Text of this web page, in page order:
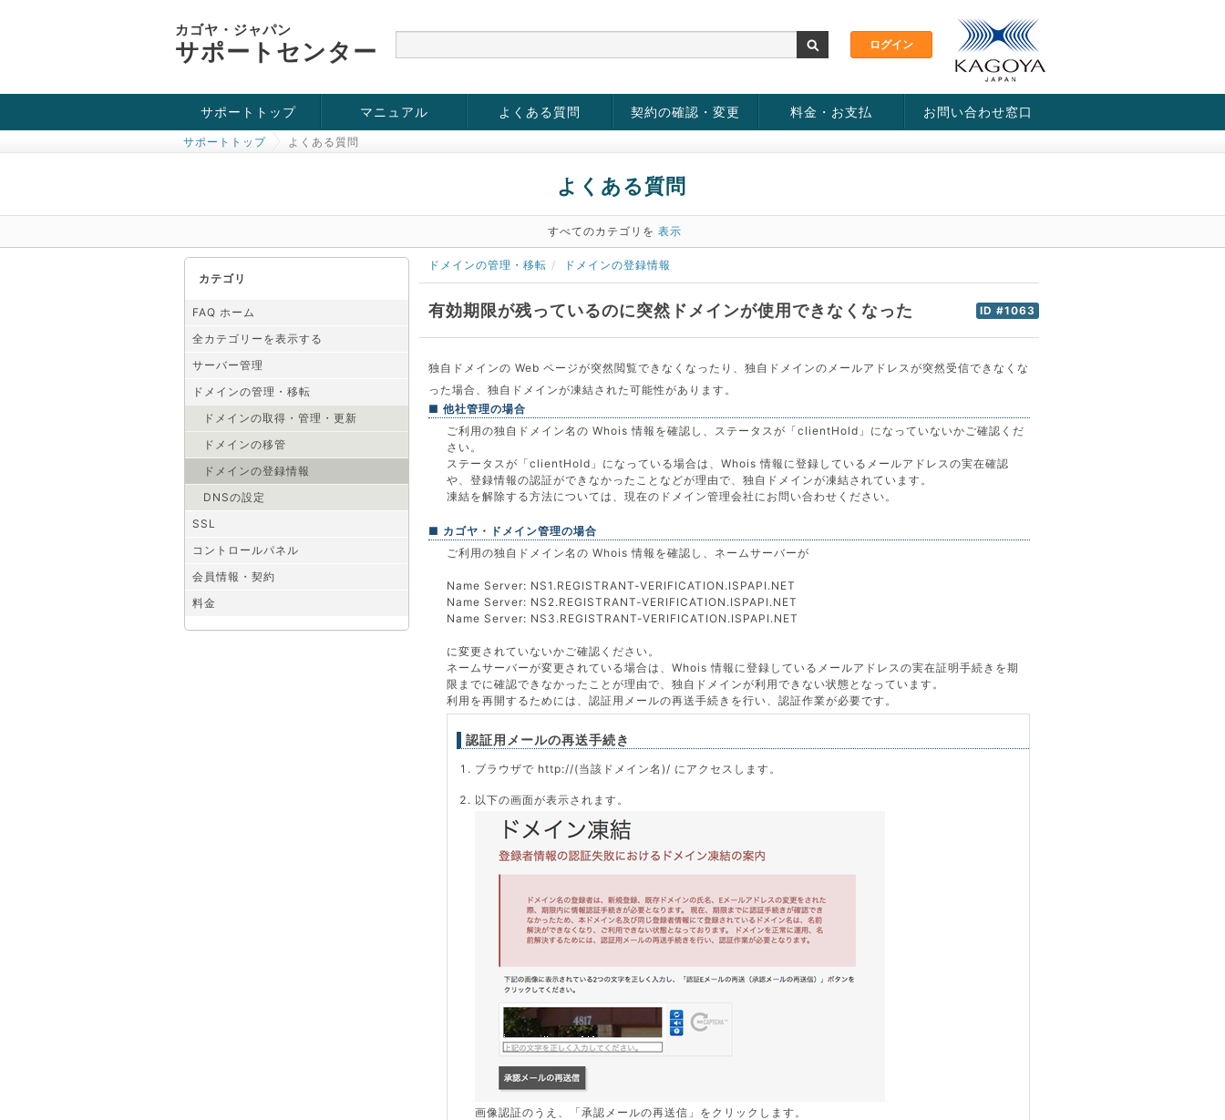
カゴヤ・ジャパン
サポートセンター
サポートトップ
お役立ち情報
チュートリアル
障害・メンテナンス情報
マニュアル よくある質問 契約の確認・変更 料金・お支払 お問い合わせ窓口
サポートトップ よくある質問
よくある質問
すべてのカテゴリを 表示
カテゴリ
FAQ ホーム
全カテゴリーを表示する
サーバー管理
ドメインの管理・移転
ドメインの取得・管理・更新
ドメインの移管
ドメインの登録情報
DNSの設定
SSL
コントロールパネル
会員情報・契約
料金
ドメインの管理・移転 ドメインの登録情報
ID #1063
有効期限が残っているのに突然ドメインが使用できなくなった
独自ドメインの Web ページが突然閲覧できなくなったり、独自ドメインのメールアドレスが突然受信できなくな
った場合、独自ドメインが凍結された可能性があります。
■ 他社管理の場合
ご利用の独自ドメイン名の Whois 情報を確認し、ステータスが「clientHold」になっていないかご確認くだ
さい。
ステータスが「clientHold」になっている場合は、Whois 情報に登録しているメールアドレスの実在確認
や、登録情報の認証ができなかったことなどが理由で、独自ドメインが凍結されています。
凍結を解除する方法については、現在のドメイン管理会社にお問い合わせください。
■ カゴヤ・ドメイン管理の場合
ご利用の独自ドメイン名の Whois 情報を確認し、ネームサーバーが
Name Server: NS1.REGISTRANT-VERIFICATION.ISPAPI.NET
Name Server: NS2.REGISTRANT-VERIFICATION.ISPAPI.NET
Name Server: NS3.REGISTRANT-VERIFICATION.ISPAPI.NET
に変更されていないかご確認ください。
ネームサーバーが変更されている場合は、Whois 情報に登録しているメールアドレスの実在証明手続きを期
限までに確認できなかったことが理由で、独自ドメインが利用できない状態となっています。
利用を再開するためには、認証用メールの再送手続きを行い、認証作業が必要です。
認証用メールの再送手続き
ブラウザで http://(当該ドメイン名)/ にアクセスします。
以下の画面が表示されます。
画像認証のうえ、「承認メールの再送信」をクリックします。